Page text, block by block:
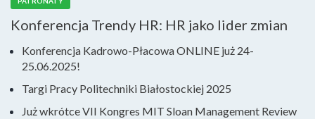
Konferencja Trendy HR: HR jako lider zmian
Konferencja Kadrowo-Płacowa ONLINE już 24-
25.06.2025!
Targi Pracy Politechniki Białostockiej 2025
Już wkrótce VII Kongres MIT Sloan Management Review